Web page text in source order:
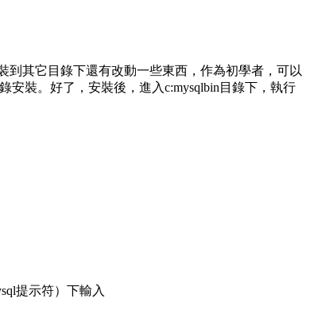
到其它目錄下還有改動一些東西，作為初學者，可以
安裝。好了，安裝後，進入c:mysqlbin目錄下，執行
提示符）下輸入